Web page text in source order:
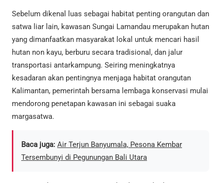
Sebelum dikenal luas sebagai habitat penting orangutan dan
satwa liar lain, kawasan Sungai Lamandau merupakan hutan
yang dimanfaatkan masyarakat lokal untuk mencari hasil
hutan non kayu, berburu secara tradisional, dan jalur
transportasi antarkampung. Seiring meningkatnya
kesadaran akan pentingnya menjaga habitat orangutan
Kalimantan, pemerintah bersama lembaga konservasi mulai
mendorong penetapan kawasan ini sebagai suaka
margasatwa.
Baca juga: Air Terjun Banyumala, Pesona Kembar
Tersembunyi di Pegunungan Bali Utara